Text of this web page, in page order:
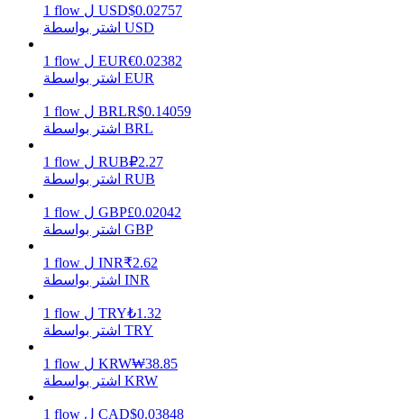
يكسب
خنزير الطاقة
احصل على مكافآت تنافسية يوميًا
1 flow ل USD$0.02757
اشتر بواسطة USD
1 flow ل EUR€0.02382
اشتر بواسطة EUR
1 flow ل BRLR$0.14059
اشتر بواسطة BRL
1 flow ل RUB₽2.27
اشتر بواسطة RUB
1 flow ل GBP£0.02042
اشتر بواسطة GBP
1 flow ل INR₹2.62
اشتر بواسطة INR
1 flow ل TRY₺1.32
اشتر بواسطة TRY
1 flow ل KRW₩38.85
اشتر بواسطة KRW
1 flow ل CAD$0.03848